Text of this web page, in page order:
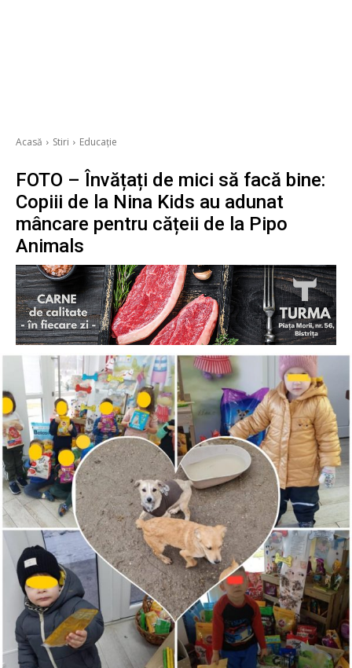
Acasă Stiri Educație
FOTO – Învățați de mici să facă bine:
Copiii de la Nina Kids au adunat
mâncare pentru cățeii de la Pipo
Animals